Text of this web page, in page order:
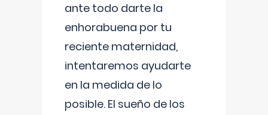
ante todo darte la
enhorabuena por tu
reciente maternidad,
intentaremos ayudarte
en la medida de lo
posible. El sueño de los